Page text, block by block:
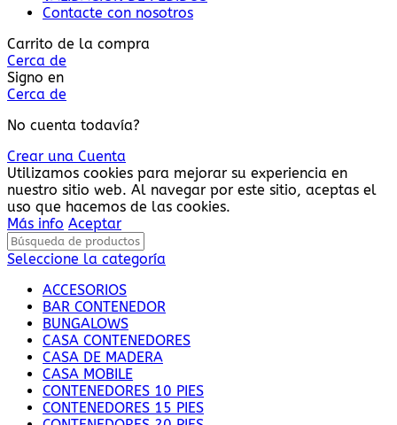
Contacte con nosotros
Carrito de la compra
Cerca de
Signo en
Cerca de
No cuenta todavía?
Crear una Cuenta
Utilizamos cookies para mejorar su experiencia en
nuestro sitio web. Al navegar por este sitio, aceptas el
uso que hacemos de las cookies.
Más info Aceptar
Seleccione la categoría
ACCESORIOS
BAR CONTENEDOR
BUNGALOWS
CASA CONTENEDORES
CASA DE MADERA
CASA MOBILE
CONTENEDORES 10 PIES
CONTENEDORES 15 PIES